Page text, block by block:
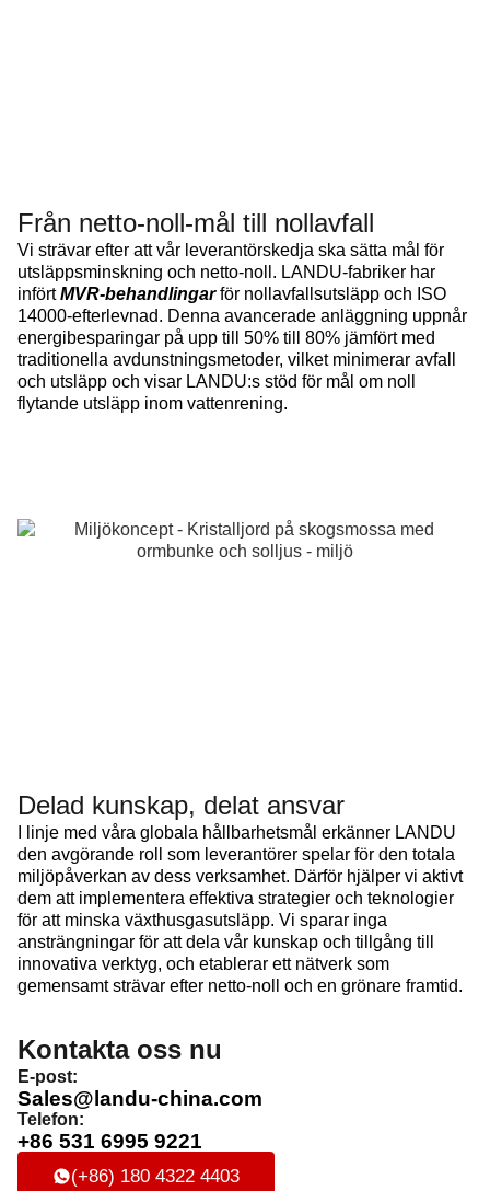
Från netto-noll-mål till nollavfall
Vi strävar efter att vår leverantörskedja ska sätta mål för
utsläppsminskning och netto-noll. LANDU-fabriker har
införtMVR-behandlingarför nollavfallsutsläpp och ISO
14000-efterlevnad. Denna avancerade anläggning uppnår
energibesparingar på upp till 50% till 80% jämfört med
traditionella avdunstningsmetoder, vilket minimerar avfall
och utsläpp och visar LANDU:s stöd för mål om noll
flytande utsläpp inom vattenrening.
Delad kunskap, delat ansvar
I linje med våra globala hållbarhetsmål erkänner LANDU
den avgörande roll som leverantörer spelar för den totala
miljöpåverkan av dess verksamhet. Därför hjälper vi aktivt
dem att implementera effektiva strategier och teknologier
för att minska växthusgasutsläpp. Vi sparar inga
ansträngningar för att dela vår kunskap och tillgång till
innovativa verktyg, och etablerar ett nätverk som
gemensamt strävar efter netto-noll och en grönare framtid.
Kontakta oss nu
E-post:
Sales@landu-china.com
Telefon:
+86 531 6995 9221
(+86) 180 4322 4403